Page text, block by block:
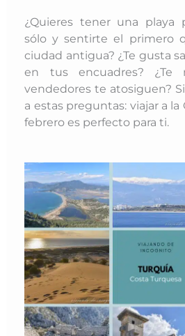
¿Quieres tener una playa
sólo y sentirte el primero
ciudad antigua? ¿Te gusta
en tus encuadres? ¿Te
vendedores te atosiguen?
a estas preguntas: viajar a la
febrero es perfecto para ti.